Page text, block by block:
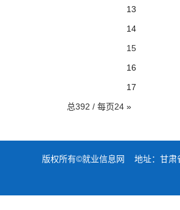
总392 / 每页24
13
14
15
16
17
»
版权所有©就业信息网 地址：甘